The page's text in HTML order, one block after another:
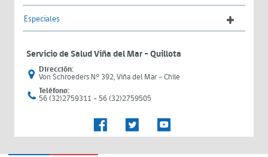
Especiales
Servicio de Salud Viña del Mar – Quillota
Dirección:
Von Schroeders N° 392, Viña del Mar - Chile
Teléfono:
56 (32)2759311 - 56 (32)2759505